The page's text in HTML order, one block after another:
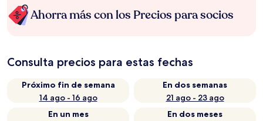
Ahorra más con los Precios para socios
Consulta precios para estas fechas
Próximo fin de semana
14 ago - 16 ago
En dos semanas
21 ago - 23 ago
En un mes
En dos meses